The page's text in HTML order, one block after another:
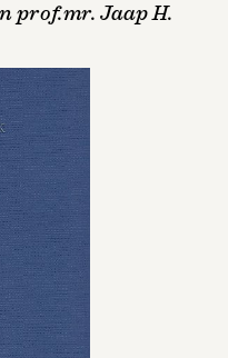
prof.mr. Jaap H.